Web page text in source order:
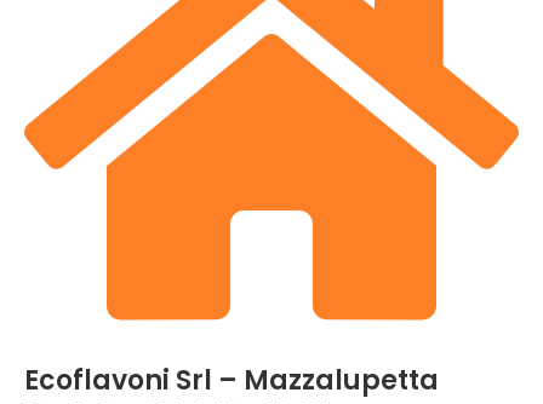
Ecoflavoni Srl – Mazzalupetta